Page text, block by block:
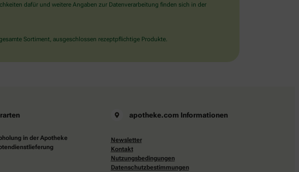
dafür und weitere Angaben zur Datenverarbeitung finden sich in der
Sortiment, ausgeschlossen rezeptpflichtige Produkte.
in der Apotheke
apotheke.com Informationen
Newsletter
Kontakt
Nutzungsbedingungen
Datenschutzbestimmungen